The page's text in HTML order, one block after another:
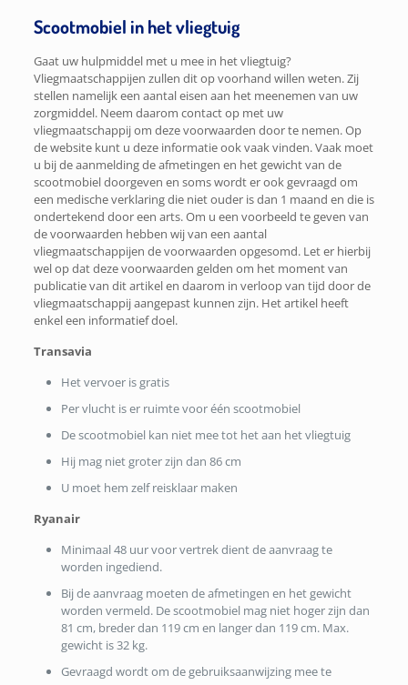
Scootmobiel in het vliegtuig
Gaat uw hulpmiddel met u mee in het vliegtuig?
Vliegmaatschappijen zullen dit op voorhand willen weten. Zij
stellen namelijk een aantal eisen aan het meenemen van uw
zorgmiddel. Neem daarom contact op met uw
vliegmaatschappij om deze voorwaarden door te nemen. Op
de website kunt u deze informatie ook vaak vinden. Vaak moet
u bij de aanmelding de afmetingen en het gewicht van de
scootmobiel doorgeven en soms wordt er ook gevraagd om
een medische verklaring die niet ouder is dan 1 maand en die is
ondertekend door een arts. Om u een voorbeeld te geven van
de voorwaarden hebben wij van een aantal
vliegmaatschappijen de voorwaarden opgesomd. Let er hierbij
wel op dat deze voorwaarden gelden om het moment van
publicatie van dit artikel en daarom in verloop van tijd door de
vliegmaatschappij aangepast kunnen zijn. Het artikel heeft
enkel een informatief doel.
Transavia
Het vervoer is gratis
Per vlucht is er ruimte voor één scootmobiel
De scootmobiel kan niet mee tot het aan het vliegtuig
Hij mag niet groter zijn dan 86 cm
U moet hem zelf reisklaar maken
Ryanair
Minimaal 48 uur voor vertrek dient de aanvraag te
worden ingediend.
Bij de aanvraag moeten de afmetingen en het gewicht
worden vermeld. De scootmobiel mag niet hoger zijn dan
81 cm, breder dan 119 cm en langer dan 119 cm. Max.
gewicht is 32 kg.
Gevraagd wordt om de gebruiksaanwijzing mee te